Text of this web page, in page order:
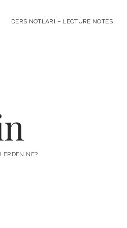
DERS NOTLARI – LECTURE NOTES
NE?